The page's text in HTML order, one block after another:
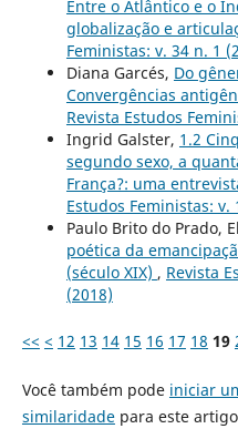
Entre o Atlântico e o
globalização e
Feministas: v. 34 n. 1
Diana Garcés, Do
Convergências
Revista Estudos
Ingrid Galster, 1.2
segundo sexo, a
França?: uma
Estudos Feministas: v.
Paulo Brito do Prado,
poética da
(século XIX) , Revista
(2018)
<< < 12 13 14 15 16 17 18 19
Você também pode iniciar
similaridadepara este